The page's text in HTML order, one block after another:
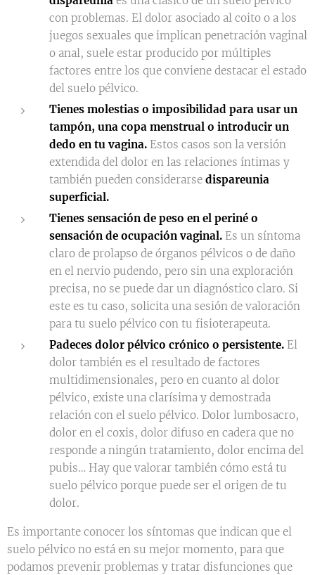
con problemas. El dolor asociado al coito o a los
juegos sexuales que implican penetración vaginal
o anal, suele estar producido por múltiples
factores entre los que conviene destacar el estado
del suelo pélvico.
Tienes molestias o imposibilidad para usar un
tampón, una copa menstrual o introducir un
dedo en tu vagina. Estos casos son la versión
extendida del dolor en las relaciones íntimas y
también pueden considerarse dispareunia
superficial.
Tienes sensación de peso en el periné o
sensación de ocupación vaginal. Es un síntoma
claro de prolapso de órganos pélvicos o de daño
en el nervio pudendo, pero sin una exploración
precisa, no se puede dar un diagnóstico claro. Si
este es tu caso, solicita una sesión de valoración
para tu suelo pélvico con tu fisioterapeuta.
Padeces dolor pélvico crónico o persistente. El
dolor también es el resultado de factores
multidimensionales, pero en cuanto al dolor
pélvico, existe una clarísima y demostrada
relación con el suelo pélvico. Dolor lumbosacro,
dolor en el coxis, dolor difuso en cadera que no
responde a ningún tratamiento, dolor encima del
pubis… Hay que valorar también cómo está tu
suelo pélvico porque puede ser el origen de tu
dolor.
Es importante conocer los síntomas que indican que el
suelo pélvico no está en su mejor momento, para que
podamos prevenir problemas y tratar disfunciones que